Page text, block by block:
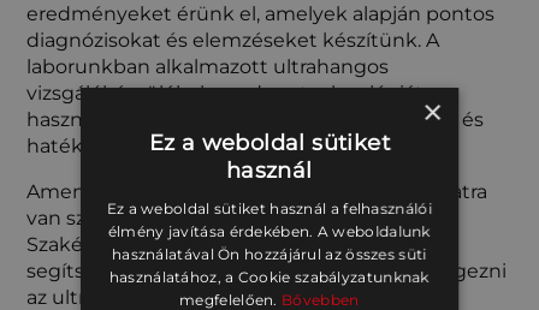
eredményeket érünk el, amelyek alapján pontos
diagnózisokat és elemzéseket készítünk. A
laborunkban alkalmazott ultrahangos
vizsgálókészülékek modern technológiát
használnak, ami lehetővé teszi a megbízható és
hatékony anyagvizsgálatokat.
Amennyiben roncsolásmentes anyagvizsgálatra
van szüksége, forduljon hozzánk bizalommal.
Szakértő csapatunk áll rendelkezésére, hogy
segítsen az Ön igényeinek megfelelően elvégezni
az ultrahangos vizsgálatokat, és a kapott
×
Ez a weboldal sütiket
használ
Ez a weboldal sütiket használ a felhasználói
élmény javítása érdekében. A weboldalunk
használatával Ön hozzájárul az összes süti
használatához, a Cookie szabályzatunknak
megfelelően. Bővebben